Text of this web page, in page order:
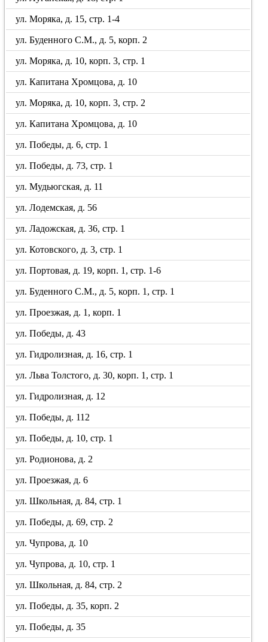
ул. Моряка, д. 15, стр. 1-4
ул. Буденного С.М., д. 5, корп. 2
ул. Моряка, д. 10, корп. 3, стр. 1
ул. Капитана Хромцова, д. 10
ул. Моряка, д. 10, корп. 3, стр. 2
ул. Капитана Хромцова, д. 10
ул. Победы, д. 6, стр. 1
ул. Победы, д. 73, стр. 1
ул. Мудьюгская, д. 11
ул. Лодемская, д. 56
ул. Ладожская, д. 36, стр. 1
ул. Котовского, д. 3, стр. 1
ул. Портовая, д. 19, корп. 1, стр. 1-6
ул. Буденного С.М., д. 5, корп. 1, стр. 1
ул. Проезжая, д. 1, корп. 1
ул. Победы, д. 43
ул. Гидролизная, д. 16, стр. 1
ул. Льва Толстого, д. 30, корп. 1, стр. 1
ул. Гидролизная, д. 12
ул. Победы, д. 112
ул. Победы, д. 10, стр. 1
ул. Родионова, д. 2
ул. Проезжая, д. 6
ул. Школьная, д. 84, стр. 1
ул. Победы, д. 69, стр. 2
ул. Чупрова, д. 10
ул. Чупрова, д. 10, стр. 1
ул. Школьная, д. 84, стр. 2
ул. Победы, д. 35, корп. 2
ул. Победы, д. 35